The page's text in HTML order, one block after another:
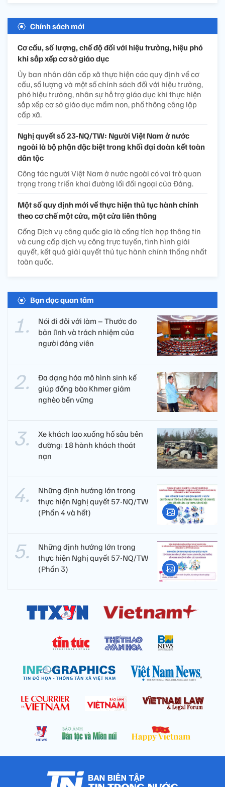
Chính sách mới
Cơ cấu, số lượng, chế độ đối với hiệu trưởng, hiệu phó
khi sắp xếp cơ sở giáo dục
Ủy ban nhân dân cấp xã thực hiện các quy định về cơ
cấu, số lượng và một số chính sách đối với hiệu trưởng,
phó hiệu trưởng, nhân sự hỗ trợ giáo dục khi thực hiện
sắp xếp cơ sở giáo dục mầm non, phổ thông công lập
cấp xã.
Nghị quyết số 23-NQ/TW: Người Việt Nam ở nước
ngoài là bộ phận đặc biệt trong khối đại đoàn kết toàn
dân tộc
Công tác người Việt Nam ở nước ngoài có vai trò quan
trọng trong triển khai đường lối đối ngoại của Đảng.
Một số quy định mới về thực hiện thủ tục hành chính
theo cơ chế một cửa, một cửa liên thông
Cổng Dịch vụ công quốc gia là cổng tích hợp thông tin
và cung cấp dịch vụ công trực tuyến, tình hình giải
quyết, kết quả giải quyết thủ tục hành chính thống nhất
toàn quốc.
Bạn đọc quan tâm
Nói đi đôi với làm – Thước đo
bản lĩnh và trách nhiệm của
người đảng viên​
Đa dạng hóa mô hình sinh kế
giúp đồng bào Khmer giảm
nghèo bền vững
Xe khách lao xuống hố sâu bên
đường: 18 hành khách thoát
nạn
Những định hướng lớn trong
thực hiện Nghị quyết 57-NQ/TW
(Phần 4 và hết)
Những định hướng lớn trong
thực hiện Nghị quyết 57-NQ/TW
(Phần 3)